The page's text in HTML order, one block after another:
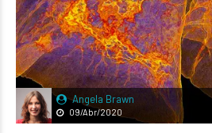
Angela Brawn
09/Abr/2020